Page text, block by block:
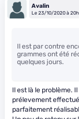
Avalin
Le 23/10/2020 à
Il est par contre
grammes ont été
quelques jours.
Il est là le problème.
prélevement
parfaitement